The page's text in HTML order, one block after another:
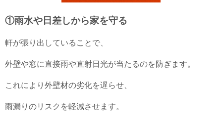
①雨水や日差しから家を守る
軒が張り出していることで、
外壁や窓に直接雨や直射日光が当たるのを防ぎます。
これにより外壁材の劣化を遅らせ、
雨漏りのリスクを軽減させます。